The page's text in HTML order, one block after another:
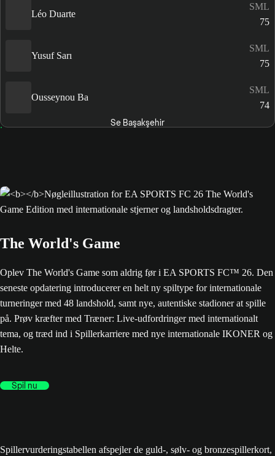
Léo Duarte
SML
75
Yusuf Sarı
SML
75
Ousseynou Ba
SML
74
Se Başakşehir
The World's Game
Oplev The World's Game som aldrig før i EA SPORTS FC™ 26. Den
seneste opdatering introducerer en helt ny spiltype for internationale
turneringer med 48 landshold, samt nye, autentiske stadioner at spille
på. Prøv kræfter med Træner: Live-udfordringer med internationalt
tema, og træd ind i Spillerkarriere med nye internationale IKONER og
Helte.
Spil nu
Spillervurderingstabellen afspejler de guld-, sølv- og bronzespillerkort,